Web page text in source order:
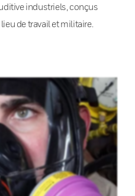
industriels, conçus
de travail et militaire.